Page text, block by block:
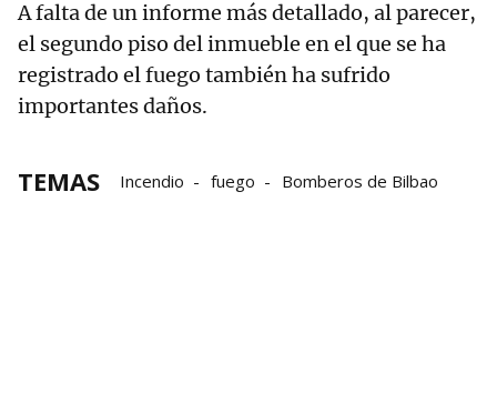
A falta de un informe más detallado, al parecer,
el segundo piso del inmueble en el que se ha
registrado el fuego también ha sufrido
importantes daños.
TEMAS Incendio fuego Bomberos de Bilbao